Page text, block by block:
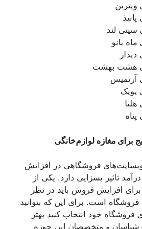
ویترین
سیتی لند
بانو
هشت بهشت
آرتمیس
پوپک
برای مغازه لوازم‌خانگی
وبسایت‌های فروشگاهی در افزایش
تاثیر بسزایی دارد. یکی از
افزایش فروش باید در نظر
است. برای این که بتوانید
خود انتخاب کنید بهتر
و متخصصان این حوزه